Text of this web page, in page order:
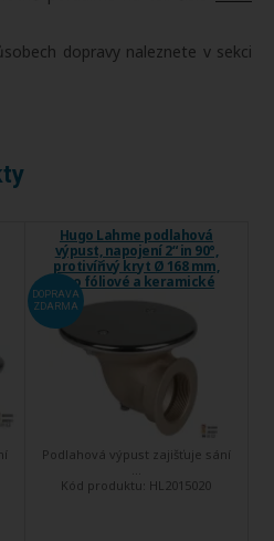
dopravy naleznete v sekci
Hugo Lahme podlahová
výpust, napojení 2“ in 90°,
protivířivý kryt Ø 168 mm,
pro fóliové a keramické
DOPRAVA
ZDARMA
Podlahová výpust zajišťuje sání
Kód produktu: HL2015020